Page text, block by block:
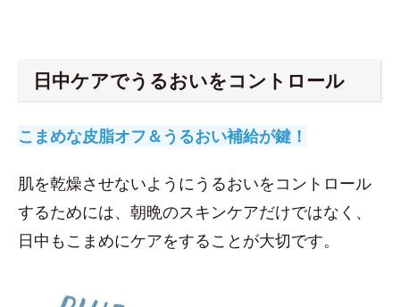
日中ケアでうるおいをコントロール
こまめな皮脂オフ＆うるおい補給が鍵！
肌を乾燥させないようにうるおいをコントロール
するためには、朝晩のスキンケアだけではなく、
日中もこまめにケアをすることが大切です。